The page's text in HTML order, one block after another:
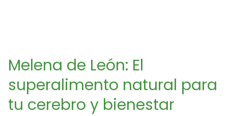
Melena de León: El
superalimento natural para
tu cerebro y bienestar